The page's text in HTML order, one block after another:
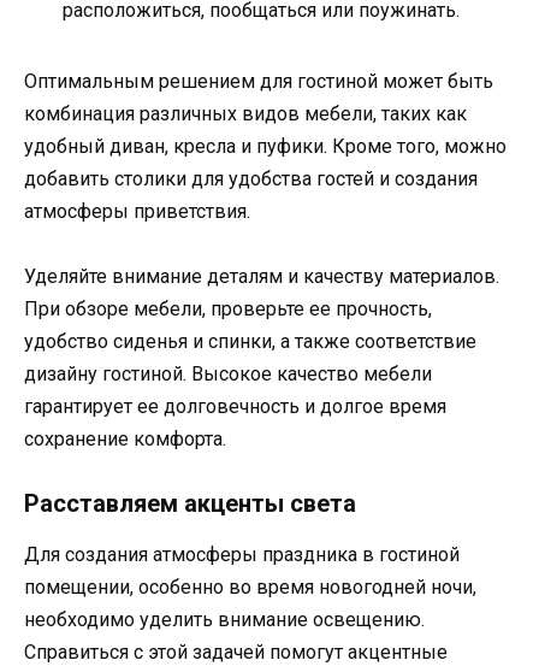
расположиться, пообщаться или поужинать.
Оптимальным решением для гостиной может быть
комбинация различных видов мебели, таких как
удобный диван, кресла и пуфики. Кроме того, можно
добавить столики для удобства гостей и создания
атмосферы приветствия.
Уделяйте внимание деталям и качеству материалов.
При обзоре мебели, проверьте ее прочность,
удобство сиденья и спинки, а также соответствие
дизайну гостиной. Высокое качество мебели
гарантирует ее долговечность и долгое время
сохранение комфорта.
Расставляем акценты света
Для создания атмосферы праздника в гостиной
помещении, особенно во время новогодней ночи,
необходимо уделить внимание освещению.
Справиться с этой задачей помогут акцентные